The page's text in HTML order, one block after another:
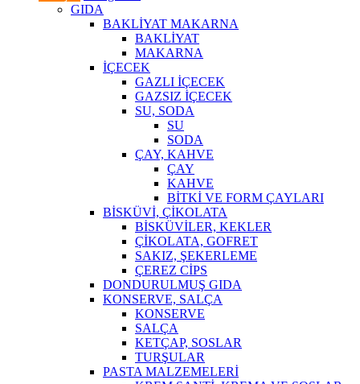
GIDA
BAKLİYAT MAKARNA
BAKLİYAT
MAKARNA
İÇECEK
GAZLI İÇECEK
GAZSIZ İÇECEK
SU, SODA
SU
SODA
ÇAY, KAHVE
ÇAY
KAHVE
BİTKİ VE FORM ÇAYLARI
BİSKÜVİ, ÇİKOLATA
BİSKÜVİLER, KEKLER
ÇİKOLATA, GOFRET
SAKIZ, ŞEKERLEME
ÇEREZ CİPS
DONDURULMUŞ GIDA
KONSERVE, SALÇA
KONSERVE
SALÇA
KETÇAP, SOSLAR
TURŞULAR
PASTA MALZEMELERİ